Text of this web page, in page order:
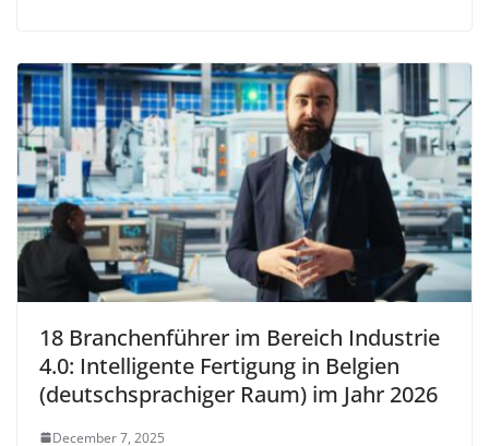
18 Branchenführer im Bereich Industrie
4.0: Intelligente Fertigung in Belgien
(deutschsprachiger Raum) im Jahr 2026
December 7, 2025